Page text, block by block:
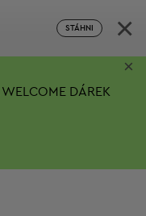
STÁHNI ×
WELCOME DÁREK
×